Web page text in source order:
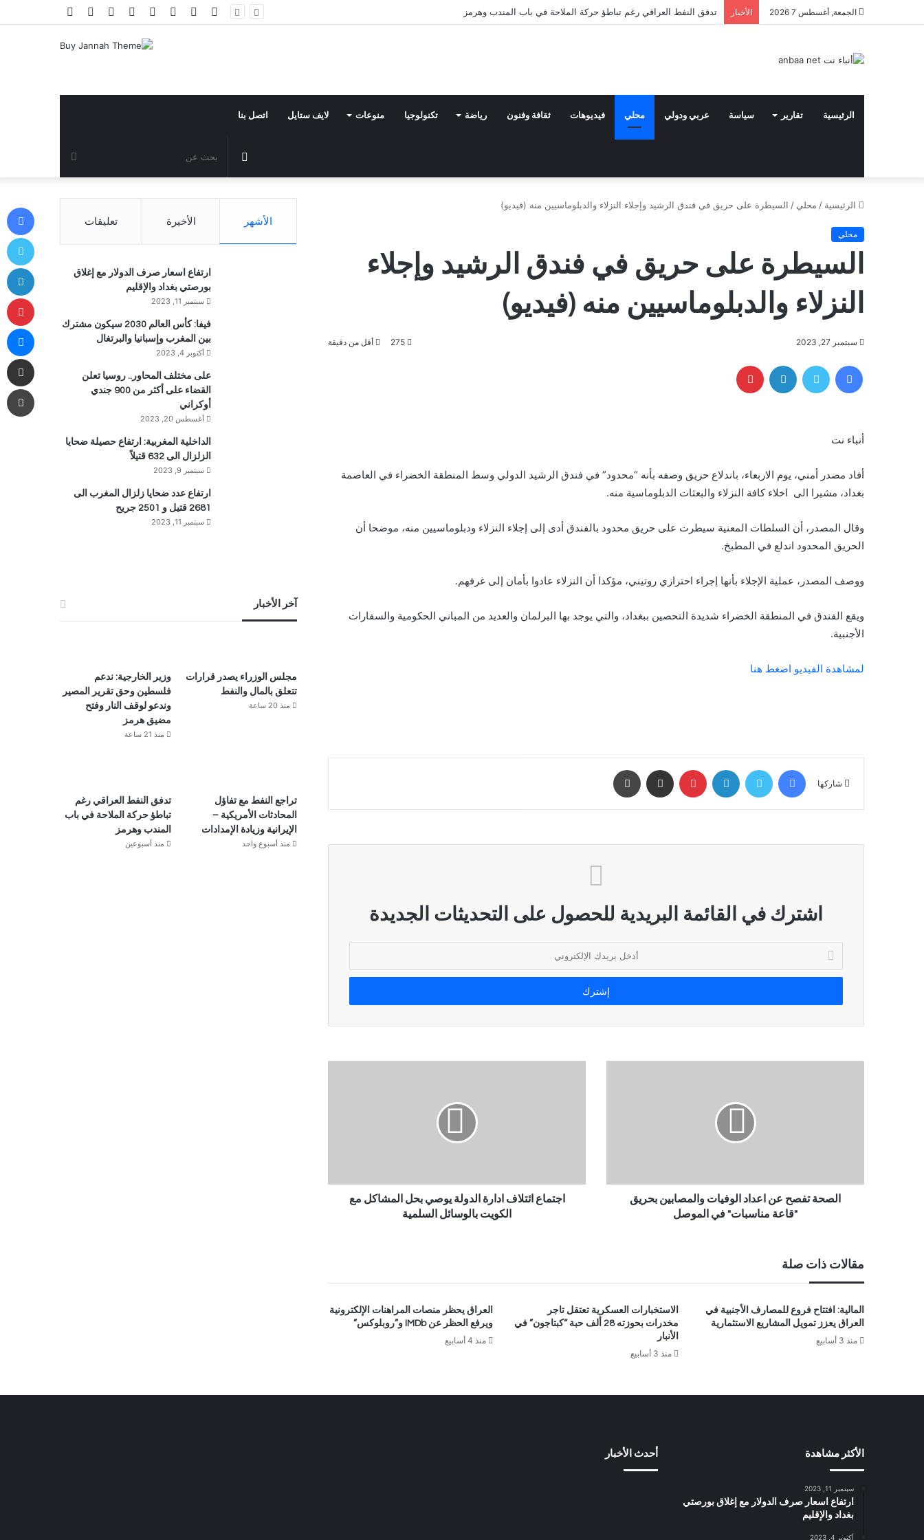
الجمعة, أغسطس 7 2026 الأخبار تدفق النفط العراقي رغم تباطؤ حركة الملاحة في باب المندب وهرمز
مقال تسجيل تيلقرام
انستقرام يوتيوب تويترفيسبوك
الرئيسية تقارير سياسة عربي ودولي محلي فيديوهات ثقافة وفنون رياضة تكنولوجيا منوعات لايف ستايل اتصل بنا
عن عشوائي
الرئيسية / محلي / السيطرة على حريق في فندق الرشيد وإجلاء النزلاء والدبلوماسيين منه (فيديو)
محلي
السيطرة على حريق في فندق الرشيد وإجلاء
النزلاء والدبلوماسيين منه (فيديو)
سبتمبر 27, 2023 275 أقل من دقيقة
فيسبوك تويتر لينكدإن
أنباء نت
أفاد مصدر أمني، يوم الاربعاء، باندلاع حريق وصفه بأنه “محدود” في فندق الرشيد الدولي وسط المنطقة الخضراء في العاصمة
بغداد، مشيرا الى اخلاء كافة النزلاء والبعثات الدبلوماسية منه.
وقال المصدر، أن السلطات المعنية سيطرت على حريق محدود بالفندق أدى إلى إجلاء النزلاء ودبلوماسيين منه، موضحا أن
الحريق المحدود اندلع في المطبخ.
ووصف المصدر، عملية الإجلاء بأنها إجراء احترازي روتيني، مؤكدا أن النزلاء عادوا بأمان إلى غرفهم.
ويقع الفندق في المنطقة الخضراء شديدة التحصين ببغداد، والتي يوجد بها البرلمان والعديد من المباني الحكومية والسفارات
الأجنبية.
لمشاهدة الفيديو اضغط هنا
شاركها
فيسبوك تويتر لينكدإن بينتيريست مشاركة عبر البريد
اشترك في القائمة البريدية للحصول على التحديثات الجديدة
بريدك
الإلكتروني
الصحة تفصح عن اعداد الوفيات والمصابين بحريق
"قاعة مناسبات" في الموصل
اجتماع ائتلاف ادارة الدولة يوصي بحل المشاكل مع
الكويت بالوسائل السلمية
مقالات ذات صلة
المالية: افتتاح فروع للمصارف الأجنبية في
العراق يعزز تمويل المشاريع الاستثمارية
منذ 3 أسابيع
الاستخبارات العسكرية تعتقل تاجر
مخدرات بحوزته 28 ألف حبة “كبتاجون” في
الأنبار
منذ 3 أسابيع
العراق يحظر منصات المراهنات الإلكترونية
ويرفع الحظر عن IMDb و”روبلوكس”
منذ 4 أسابيع
الأشهر الأخيرة تعليقات
ارتفاع اسعار صرف الدولار مع إغلاق
بورصتي بغداد والإقليم
سبتمبر 11, 2023
فيفا: كأس العالم 2030 سيكون مشترك
بين المغرب وإسبانيا والبرتغال
أكتوبر 4, 2023
على مختلف المحاور.. روسيا تعلن
القضاء على أكثر من 900 جندي
أوكراني
أغسطس 20, 2023
الداخلية المغربية: ارتفاع حصيلة ضحايا
الزلزال الى 632 قتيلاً
سبتمبر 9, 2023
ارتفاع عدد ضحايا زلزال المغرب الى
2681 قتيل و 2501 جريح
سبتمبر 11, 2023
آخر الأخبار
مجلس الوزراء يصدر قرارات
تتعلق بالمال والنفط
منذ 20 ساعة
وزير الخارجية: ندعم
فلسطين وحق تقرير المصير
وندعو لوقف النار وفتح
مضيق هرمز
منذ 21 ساعة
تراجع النفط مع تفاؤل
المحادثات الأمريكية –
الإيرانية وزيادة الإمدادات
منذ أسبوع واحد
تدفق النفط العراقي رغم
تباطؤ حركة الملاحة في باب
المندب وهرمز
منذ أسبوعين
الأكثر مشاهدة
سبتمبر 11, 2023
ارتفاع اسعار صرف الدولار مع إغلاق بورصتي
بغداد والإقليم
أكتوبر 4, 2023
أحدث الأخبار